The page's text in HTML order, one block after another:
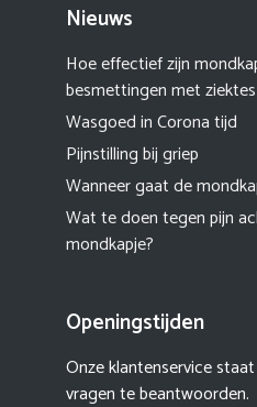
Nieuws
Hoe effectief zijn
besmettingen met
Wasgoed in Corona tijd
Pijnstilling bij griep
Wanneer gaat de
Wat te doen tegen pijn
mondkapje?
Openingstijden
Onze klantenservice
vragen te beantwoorden.